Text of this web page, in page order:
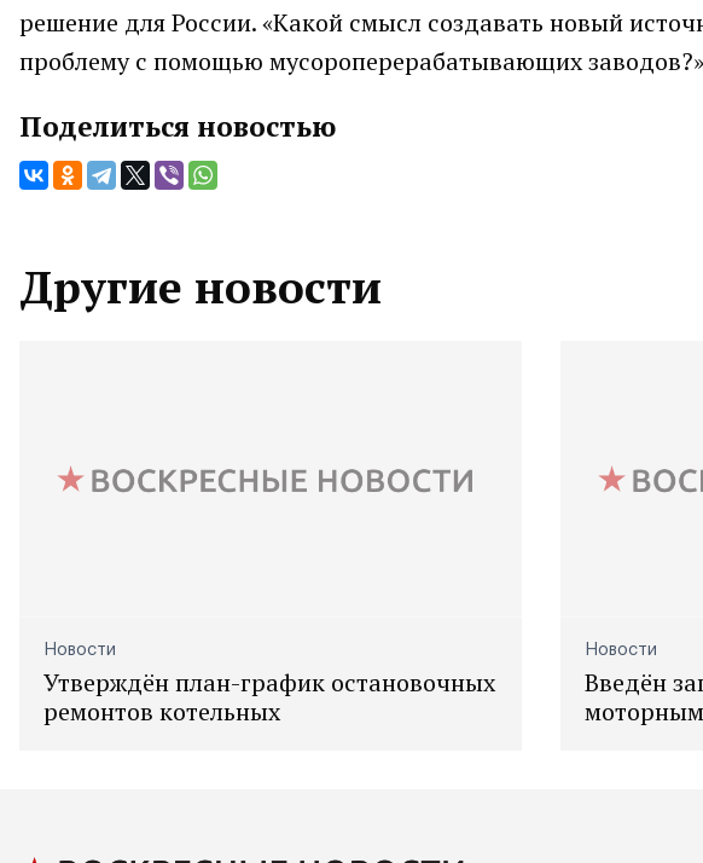
решение для России. «Какой смысл создавать новый
проблему с помощью мусороперерабатывающих
Поделиться новостью
Другие новости
Новости
Утверждён план-график остановочных
ремонтов котельных
Новости
Введён